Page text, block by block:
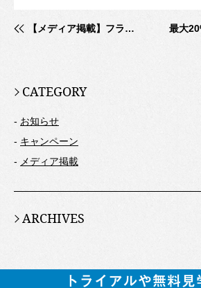
【メディア掲載】フランチャイズ業界誌『ビジネスチャンス』にて勉強カフェを紹介頂きました！
CATEGORY
- お知らせ
- キャンペーン
- メディア掲載
ARCHIVES